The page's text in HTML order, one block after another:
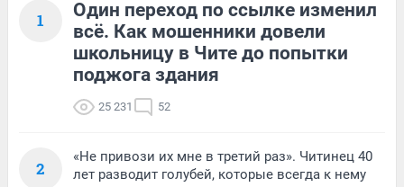
1
Один переход по ссылке изменил
всё. Как мошенники довели
школьницу в Чите до попытки
поджога здания
25 231 52
2
«Не привози их мне в третий раз». Читинец 40
лет разводит голубей, которые всегда к нему